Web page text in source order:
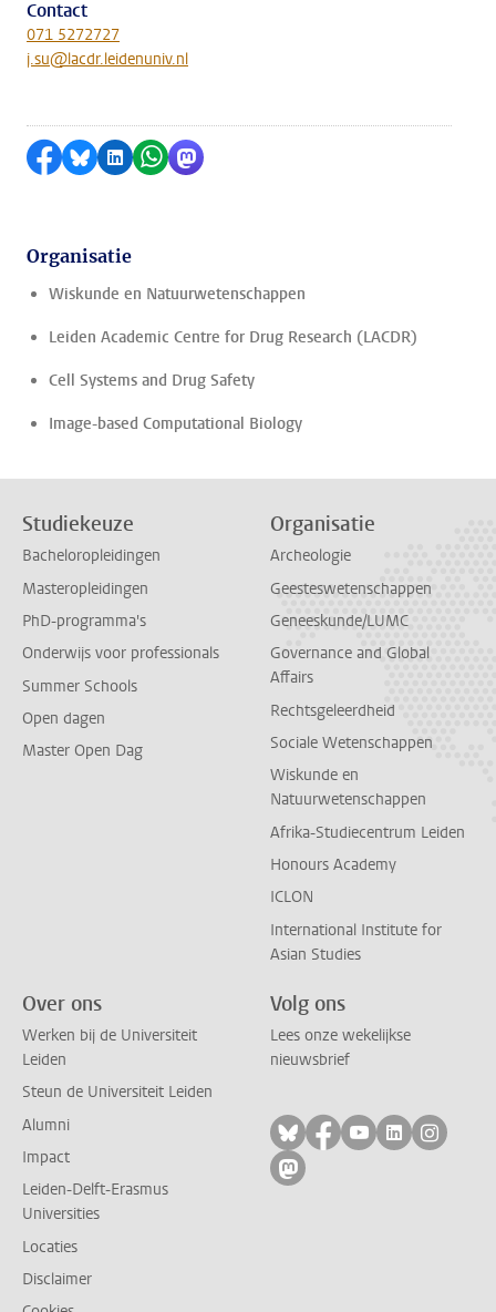
Contact
071 5272727
j.su@lacdr.leidenuniv.nl
Delen op Facebook
Delen via Bluesky
Delen op LinkedIn
Delen via WhatsApp
Delen via Mastodon
Organisatie
Wiskunde en Natuurwetenschappen
Leiden Academic Centre for Drug Research (LACDR)
Cell Systems and Drug Safety
Image-based Computational Biology
Studiekeuze
Bacheloropleidingen
Masteropleidingen
PhD-programma's
Onderwijs voor professionals
Summer Schools
Open dagen
Master Open Dag
Organisatie
Archeologie
Geesteswetenschappen
Geneeskunde/LUMC
Governance and Global
Affairs
Rechtsgeleerdheid
Sociale Wetenschappen
Wiskunde en
Natuurwetenschappen
Afrika-Studiecentrum Leiden
Honours Academy
ICLON
International Institute for
Asian Studies
Over ons
Werken bij de Universiteit
Leiden
Steun de Universiteit Leiden
Alumni
Impact
Leiden-Delft-Erasmus
Universities
Locaties
Disclaimer
Volg ons
Lees onze wekelijkse
nieuwsbrief
Volg ons op bluesky
Volg ons op
Volg ons op
Volg ons
Volg
Volg ons op mastodon